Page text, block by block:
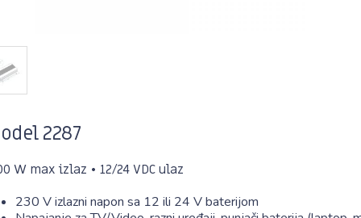
2287
W max izlaz • 12/24 VDC ulaz
230 V izlazni napon sa 12 ili 24 V baterijom